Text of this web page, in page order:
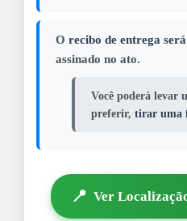
O recibo de entrega
assinado no ato.
Você poderá levar
preferir, tirar uma
📍 Ver